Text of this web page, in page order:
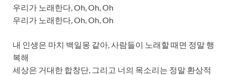
우리가 노래한다, Oh, Oh, Oh
우리가 노래한다, Oh, Oh, Oh
내 인생은 마치 백일몽 같아, 사람들이 노래할 때면 정말 행
복해
세상은 거대한 합창단, 그리고 너의 목소리는 정말 환상적